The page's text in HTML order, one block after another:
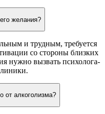
желания?
и трудным, требуется
со стороны близких
нужно вызвать психолога-
от алкоголизма?